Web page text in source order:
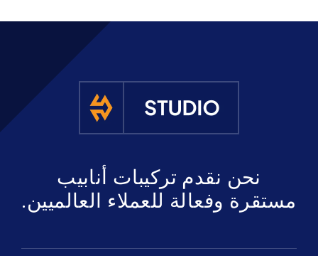
نحن نقدم تركيبات أنابيب
مستقرة وفعالة للعملاء العالميين.